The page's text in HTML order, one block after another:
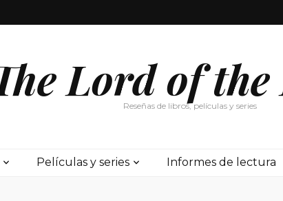
Lord of the
Reseñas de libros, películas y series
Películas y series Informes de lectura